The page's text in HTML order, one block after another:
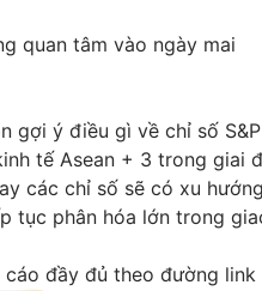
quan tâm vào ngày mai
gợi ý điều gì về chỉ số
tế Asean + 3 trong giai
các chỉ số sẽ có xu
tục phân hóa lớn trong
đầy đủ theo đường link